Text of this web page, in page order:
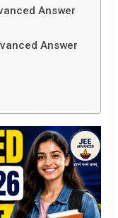
Answer
Answer